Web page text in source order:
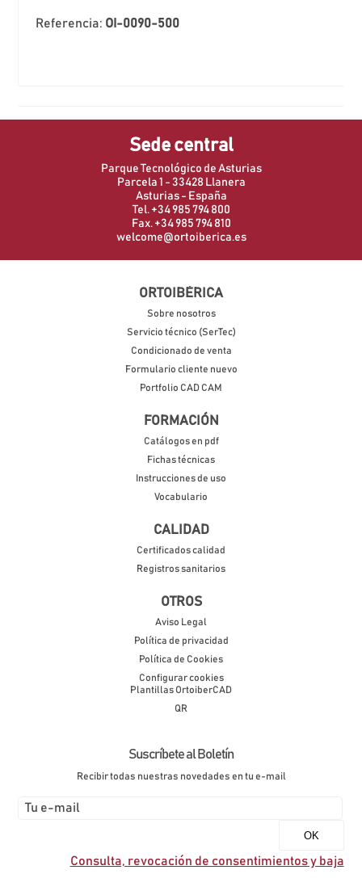
Referencia: OI-0090-500
Sede central
Parque Tecnológico de Asturias
Parcela 1 - 33428 Llanera
Asturias - España
Tel. +34 985 794 800
Fax. +34 985 794 810
welcome@ortoiberica.es
ORTOIBÉRICA
Sobre nosotros
Servicio técnico (SerTec)
Condicionado de venta
Formulario cliente nuevo
Portfolio CAD CAM
FORMACIÓN
Catálogos en pdf
Fichas técnicas
Instrucciones de uso
Vocabulario
CALIDAD
Certificados calidad
Registros sanitarios
OTROS
Aviso Legal
Política de privacidad
Política de Cookies
Configurar cookies
Plantillas OrtoiberCAD
QR
Suscríbete al Boletín
Recibir todas nuestras novedades en tu e-mail
Consulta, revocación de consentimientos y baja